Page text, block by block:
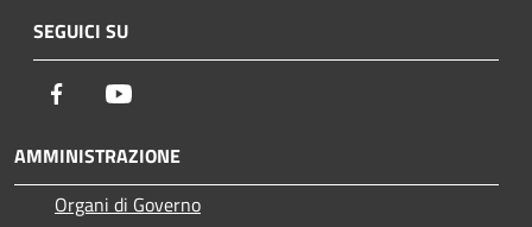
SEGUICI SU
Facebook
AMMINISTRAZIONE
Organi di Governo